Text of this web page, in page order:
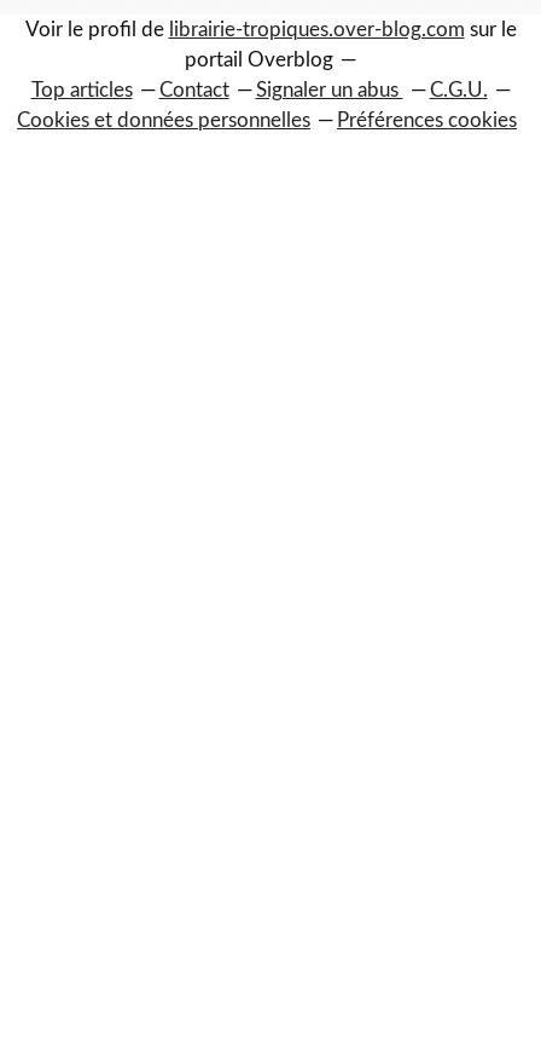
Voir le profil de librairie-tropiques.over-blog.com sur le
portail Overblog
Top articles
Contact Signaler un abus
C.G.U.
Cookies et données personnelles
Préférences cookies